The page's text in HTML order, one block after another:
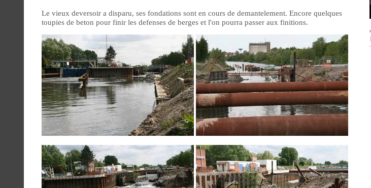
Le vieux deversoir a disparu, ses fondations sont en cours de demantelement. Encore quelques
toupies de beton pour finir les defenses de berges et l'on pourra passer aux finitions.